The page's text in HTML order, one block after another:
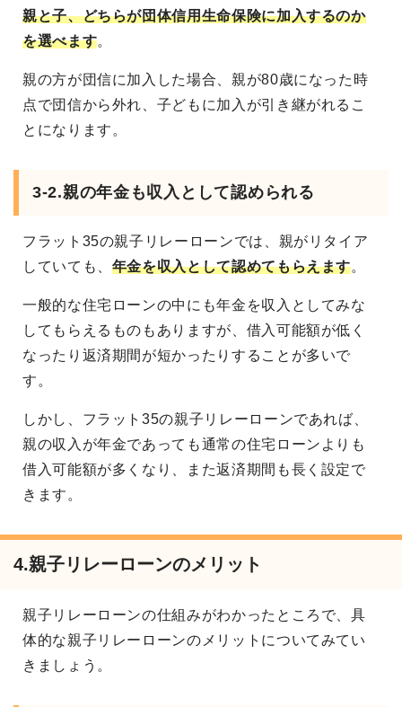
親と子、どちらが団体信用生命保険に加入するのか
を選べます。
親の方が団信に加入した場合、親が80歳になった時
点で団信から外れ、子どもに加入が引き継がれるこ
とになります。
3-2.親の年金も収入として認められる
フラット35の親子リレーローンでは、親がリタイア
していても、 年金を収入として認めてもらえます。
一般的な住宅ローンの中にも年金を収入としてみな
してもらえるものもありますが、借入可能額が低く
なったり返済期間が短かったりすることが多いで
す。
しかし、フラット35の親子リレーローンであれば、
親の収入が年金であっても通常の住宅ローンよりも
借入可能額が多くなり、また返済期間も長く設定で
きます。
4.親子リレーローンのメリット
親子リレーローンの仕組みがわかったところで、具
体的な親子リレーローンのメリットについてみてい
きましょう。